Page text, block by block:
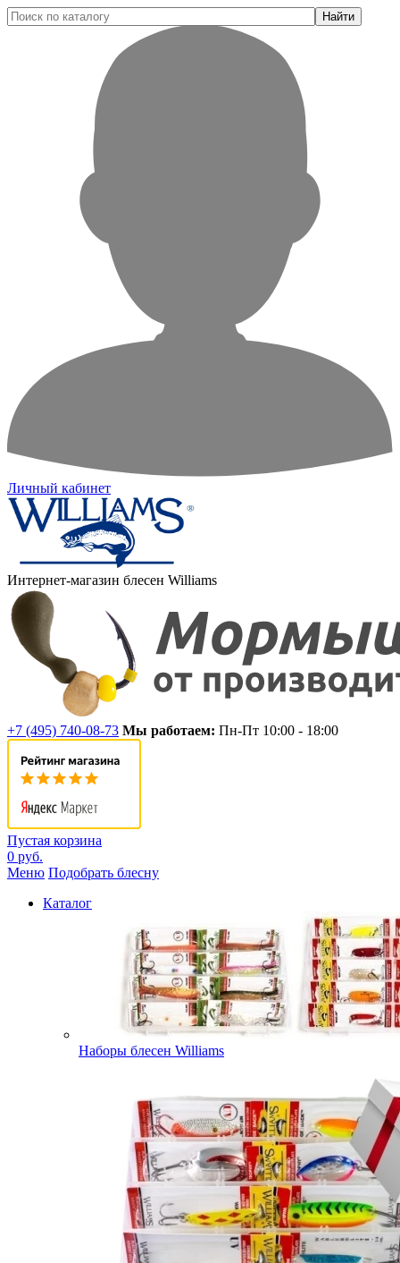
Найти
Личный кабинет
Интернет-магазин блесен Williams
+7 (495) 740-08-73 Мы работаем: Пн-Пт 10:00 - 18:00
Пустая корзина
0 руб.
Меню Подобрать блесну
Каталог
Наборы блесен Williams